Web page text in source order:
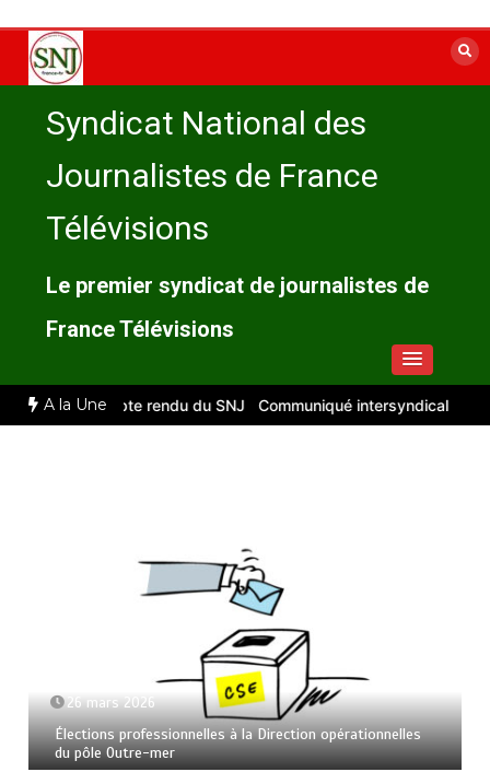
contenu
Syndicat National des
Journalistes de France
Télévisions
Le premier syndicat de journalistes de
France Télévisions
A la Une
2026 : compte rendu du SNJ Communiqué intersyndical
26 mars 2026
Élections professionnelles à la Direction opérationnelles
du pôle Outre-mer